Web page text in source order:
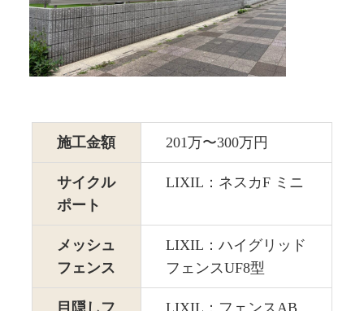
施工金額 201万〜300万円
サイクル
ポート
LIXIL：ネスカF ミニ
メッシュ
フェンス
LIXIL：ハイグリッド
フェンスUF8型
目隠しフ
LIXIL：フェンスAB